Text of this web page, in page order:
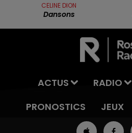
CELINE DION
Dansons
ACTUS RADIO
PRONOSTICS
JEUX